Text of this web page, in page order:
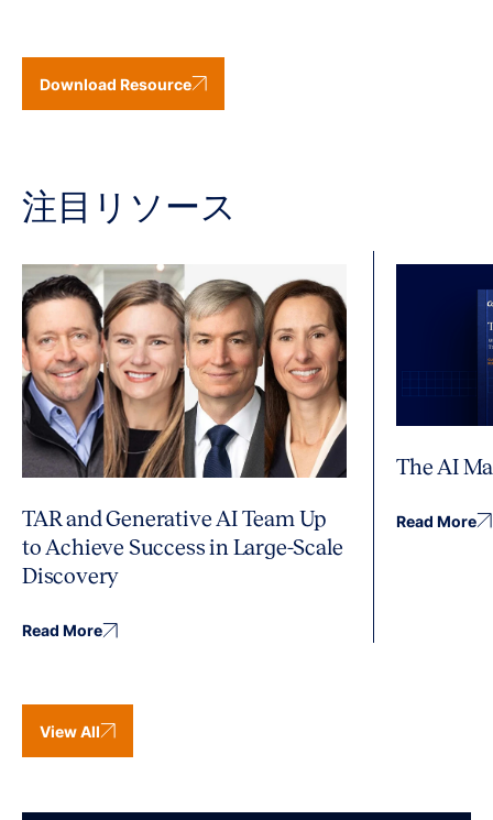
Download Resource
注目リソース
TAR and Generative AI Team Up
to Achieve Success in Large-Scale
Discovery
Read More
The AI
Read More
View All